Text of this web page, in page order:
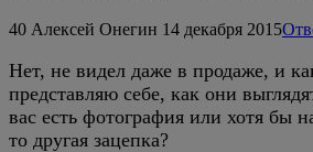
40 Алексей Онегин 14 декабря 2015
Нет, не видел даже в продаже, и
представляю себе, как они
вас есть фотография или хотя бы
то другая зацепка?